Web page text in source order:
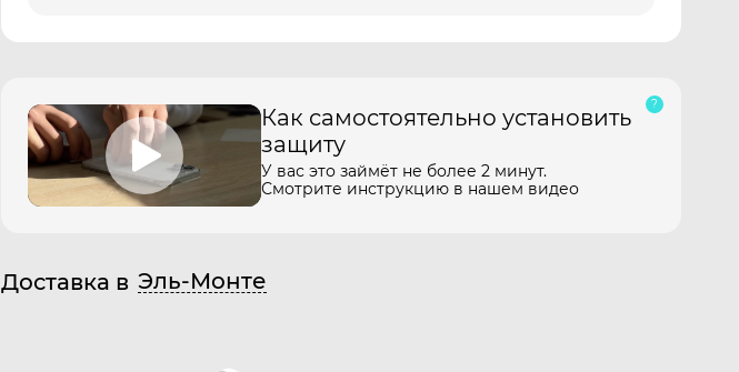
Как самостоятельно установить
защиту
У вас это займёт не более 2 минут.
Смотрите инструкцию в нашем видео
Доставка в Эль-Монте